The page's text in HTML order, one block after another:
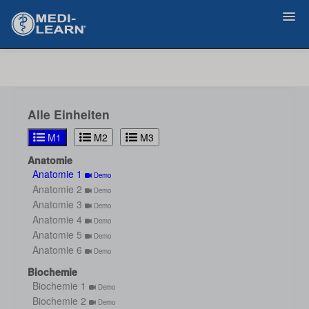
Alle Einheiten
M1 M2
M3
Anatomie
Anatomie 1
Demo
Anatomie 2 Demo
Anatomie 3 Demo
Anatomie 4 Demo
Anatomie 5 Demo
Anatomie 6 Demo
Biochemie
Biochemie 1
Demo
Biochemie 2 Demo